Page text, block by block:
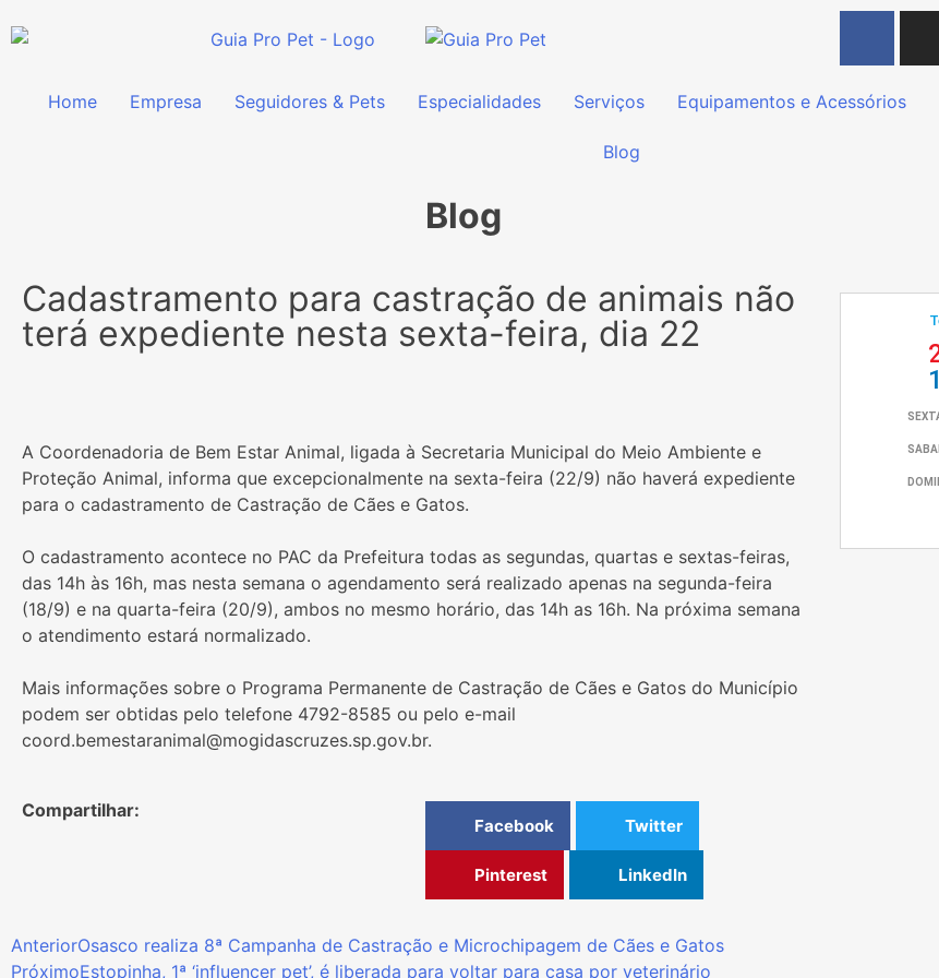
Home Empresa Seguidores & Pets Especialidades Serviços Equipamentos e Acessórios
Blog
Blog
Cadastramento para castração de animais não
terá expediente nesta sexta-feira, dia 22
A Coordenadoria de Bem Estar Animal, ligada à Secretaria Municipal do Meio Ambiente e
Proteção Animal, informa que excepcionalmente na sexta-feira (22/9) não haverá expediente
para o cadastramento de Castração de Cães e Gatos.
O cadastramento acontece no PAC da Prefeitura todas as segundas, quartas e sextas-feiras,
das 14h às 16h, mas nesta semana o agendamento será realizado apenas na segunda-feira
(18/9) e na quarta-feira (20/9), ambos no mesmo horário, das 14h as 16h. Na próxima semana
o atendimento estará normalizado.
Mais informações sobre o Programa Permanente de Castração de Cães e Gatos do Município
podem ser obtidas pelo telefone 4792-8585 ou pelo e-mail
coord.bemestaranimal@mogidascruzes.sp.gov.br.
Compartilhar:
Facebook Twitter
Pinterest LinkedIn
AnteriorOsasco realiza 8ª Campanha de Castração e Microchipagem de Cães e Gatos
PróximoEstopinha, 1ª ‘influencer pet’, é liberada para voltar para casa por veterinário